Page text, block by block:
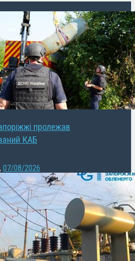
пролежав
КАБ
, 07/08/2026